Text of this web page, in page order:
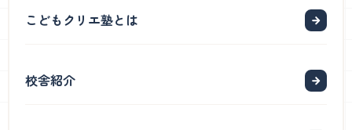
こどもクリエ塾とは
校舎紹介